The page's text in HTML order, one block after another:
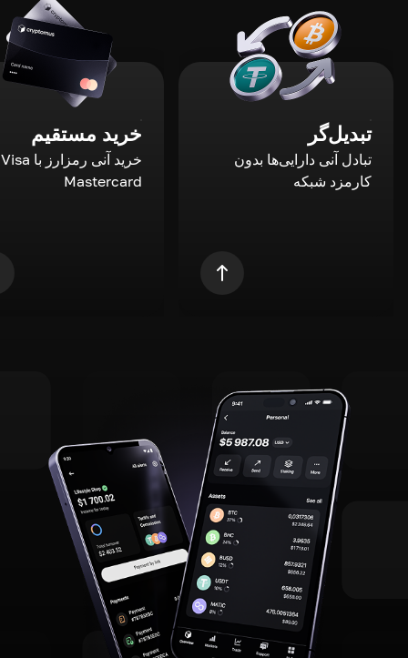
تبدیل‌گر
تبادل آنی دارایی‌ها بدون
کارمزد شبکه
خرید مستقیم
Mastercard